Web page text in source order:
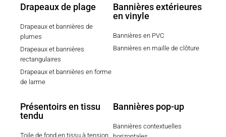
Drapeaux de plage
Drapeaux et bannières de
plumes
Drapeaux et bannières
rectangulaires
Drapeaux et bannières en forme
de larme
Bannières extérieures
en vinyle
Bannières en PVC
Bannières en maille de clôture
Présentoirs en tissu
tendu
Toile de fond en tissu à tension
Bannières pop-up
Bannières contextuelles